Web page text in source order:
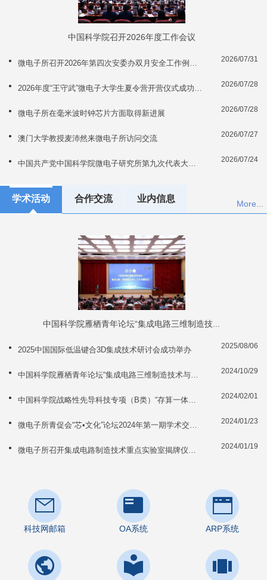
中国科学院召开2026年度工作会议
2026/07/31
2026/07/28
微电子所在毫米波时钟芯片方面取得新进展 2026/07/28
澳门大学教授麦沛然来微电子所访问交流 2026/07/27
2026/07/24
学术活动 More...
合作交流 业内信息
中国科学院雁栖青年论坛“集成电路三维制造技...
2025中国国际低温键合3D集成技术研讨会成功举办 2025/08/06
2024/10/29
2024/02/01
2024/01/23
2024/01/19
科技网邮箱 OA系统 ARP系统